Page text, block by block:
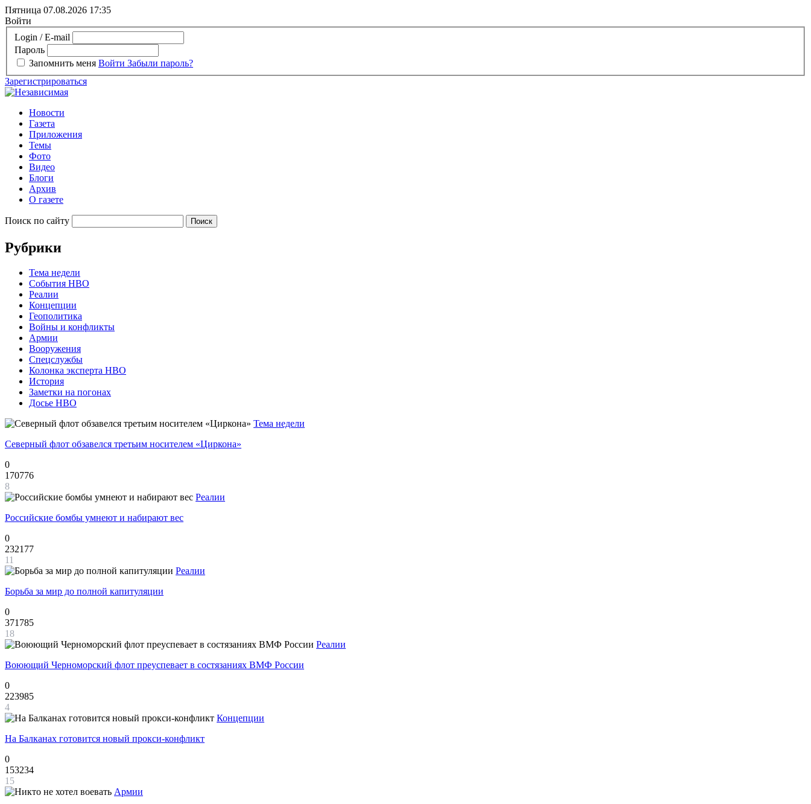
Пятница 07.08.2026 17:35
Войти
Login / E-mail
Пароль
Запомнить меня Войти Забыли пароль?
Зарегистрироваться
Новости
Газета
Приложения
Темы
Фото
Видео
Блоги
Архив
О газете
Поиск по сайту
Рубрики
Тема недели
События НВО
Реалии
Концепции
Геополитика
Войны и конфликты
Армии
Вооружения
Спецслужбы
Колонка эксперта НВО
История
Заметки на погонах
Досье НВО
Тема недели
Северный флот обзавелся третьим носителем «Циркона»
0
170776
8
Реалии
Российские бомбы умнеют и набирают вес
0
232177
11
Реалии
Борьба за мир до полной капитуляции
0
371785
18
Реалии
Воюющий Черноморский флот преуспевает в состязаниях ВМФ России
0
223985
4
Концепции
На Балканах готовится новый прокси-конфликт
0
153234
15
Армии